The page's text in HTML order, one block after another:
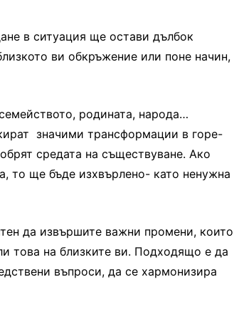
в ситуация ще остави дълбок
ви обкръжение или поне начин,
родината, народа…
значими трансформации в горе-
средата на съществуване. Ако
то ще бъде изхвърлено- като ненужна
да извършите важни промени, които
това на близките ви. Подходящо е да
въпроси, да се хармонизира